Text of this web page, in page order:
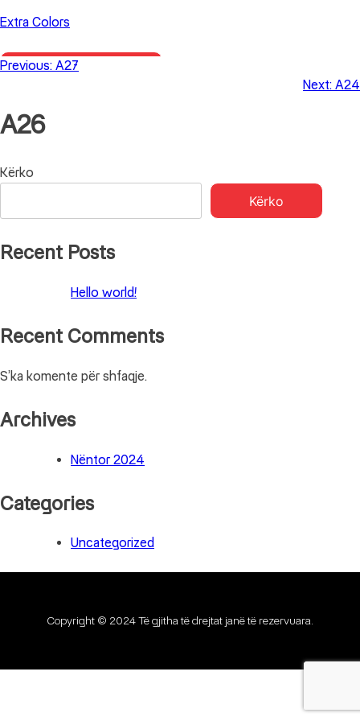
Skip
content
Extra Colors
Primary Menu
A26
Lëvizje
Previous: A27
Next: A24
Kërko
Kërko
Recent Posts
Hello world!
Recent Comments
S’ka komente për shfaqje.
Archives
Nëntor 2024
Categories
Uncategorized
Copyright © 2024 Të gjitha të drejtat janë të rezervuara.